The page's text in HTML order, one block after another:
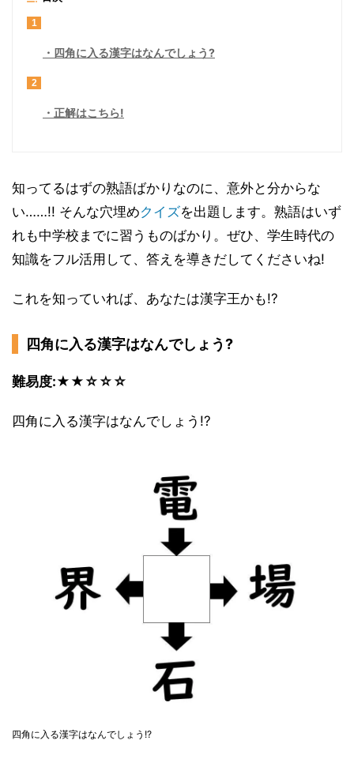
1
四角に入る漢字はなんでしょう?
2
正解はこちら!
知ってるはずの熟語ばかりなのに、意外と分からな
い……!! そんな穴埋めクイズを出題します。熟語はいず
れも中学校までに習うものばかり。ぜひ、学生時代の
知識をフル活用して、答えを導きだしてくださいね!
これを知っていれば、あなたは漢字王かも!?
四角に入る漢字はなんでしょう?
難易度:★★☆☆☆
四角に入る漢字はなんでしょう!?
四角に入る漢字はなんでしょう!?